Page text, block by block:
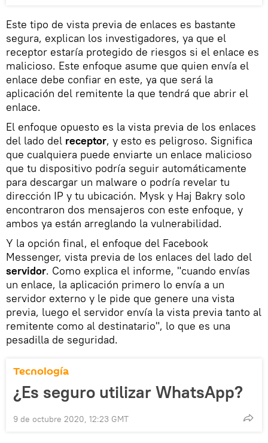
Este tipo de vista previa de enlaces es bastante
segura, explican los investigadores, ya que el
receptor estaría protegido de riesgos si el enlace es
malicioso. Este enfoque asume que quien envía el
enlace debe confiar en este, ya que será la
aplicación del remitente la que tendrá que abrir el
enlace.
El enfoque opuesto es la vista previa de los enlaces
del lado del receptor, y esto es peligroso. Significa
que cualquiera puede enviarte un enlace malicioso
que tu dispositivo podría seguir automáticamente
para descargar un malware o podría revelar tu
dirección IP y tu ubicación. Mysk y Haj Bakry solo
encontraron dos mensajeros con este enfoque, y
ambos ya están arreglando la vulnerabilidad.
Y la opción final, el enfoque del Facebook
Messenger, vista previa de los enlaces del lado del
servidor. Como explica el informe, "cuando envías
un enlace, la aplicación primero lo envía a un
servidor externo y le pide que genere una vista
previa, luego el servidor envía la vista previa tanto al
remitente como al destinatario", lo que es una
pesadilla de seguridad.
Tecnología
¿Es seguro utilizar WhatsApp?
9 de octubre 2020, 12:23 GMT